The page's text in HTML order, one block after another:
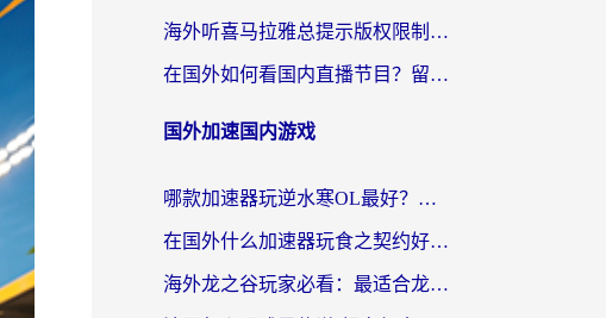
海外听喜马拉雅总提示版权限制？3步解决+2个音乐平台问题全攻略
在国外如何看国内直播节目？留学生亲测有效的追剧加速指南
国外加速国内游戏
哪款加速器玩逆水寒OL最好？海外党实测后的终极选择指南
在国外什么加速器玩食之契约好用？海外党亲测有效的国服游戏加速指南
海外龙之谷玩家必看：最适合龙之谷的加速器，解决延迟卡顿还能畅玩幻书启示录和梦幻西游？